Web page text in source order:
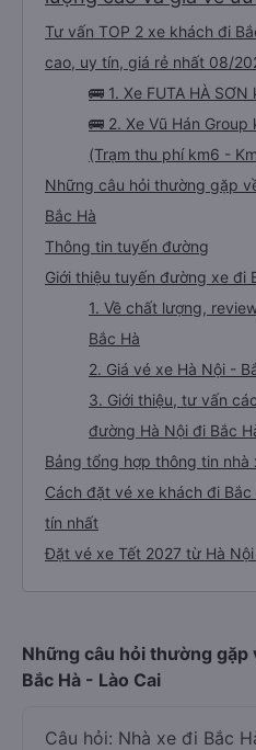
Tư vấn TOP 2 xe khách đi
cao, uy tín, giá rẻ nhất 08/
🚌 1. Xe FUTA HÀ
🚌 2. Xe Vũ Hán Group
(Trạm thu phí km6 -
Những câu hỏi thường gặp
Bắc Hà
Thông tin tuyến đường
Giới thiệu tuyến đường xe đi
1. Về chất lượng,
Bắc Hà
2. Giá vé xe Hà Nội -
3. Giới thiệu, tư vấn
đường Hà Nội đi Bắc
Bảng tổng hợp thông tin nhà
Cách đặt vé xe khách đi
tín nhất
Đặt vé xe Tết 2027 từ Hà Nội
Những câu hỏi thường
Bắc Hà - Lào Cai
Câu hỏi: Nhà xe đi Bắc